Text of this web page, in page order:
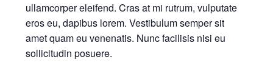
ullamcorper eleifend. Cras at mi rutrum, vulputate
eros eu, dapibus lorem. Vestibulum semper sit
amet quam eu venenatis. Nunc facilisis nisi eu
sollicitudin posuere.